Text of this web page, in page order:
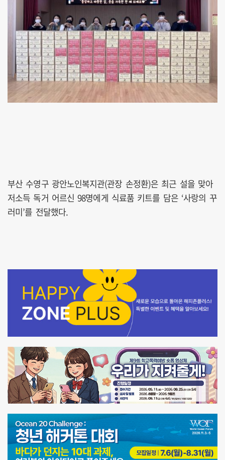
부산 수영구 광안노인복지관(관장 손정환)은 최근 설을 맞아
저소득 독거 어르신 98명에게 식료품 키트를 담은 ‘사랑의 꾸
러미’를 전달했다.